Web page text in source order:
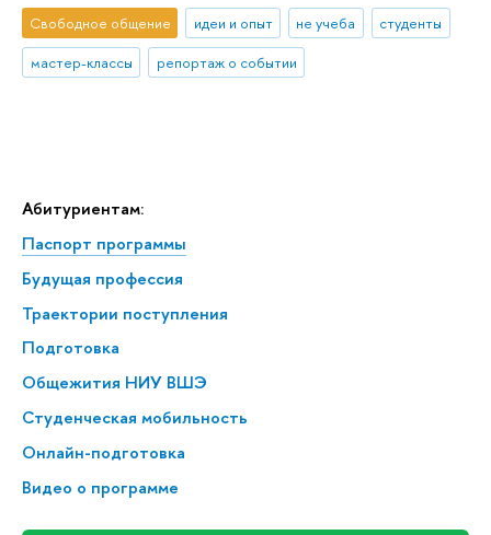
Абитуриентам:
Паспорт программы
Будущая профессия
Траектории поступления
Подготовка
Общежития НИУ ВШЭ
Студенческая мобильность
Онлайн-подготовка
Видео о программе
Свободное общение идеи и опыт не учеба
студенты
мастер-классы
репортаж о событии